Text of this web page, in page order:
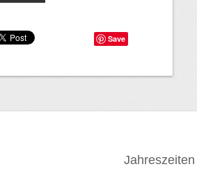
Save
Jahreszeiten